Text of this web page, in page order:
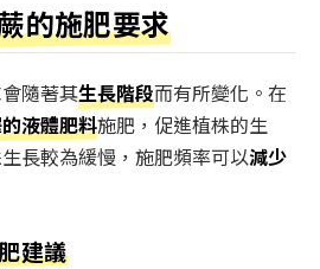
的施肥要求
隨著其生長階段而有所變化。在
液體肥料施肥，促進植株的生
生長較為緩慢，施肥頻率可以減少
建議